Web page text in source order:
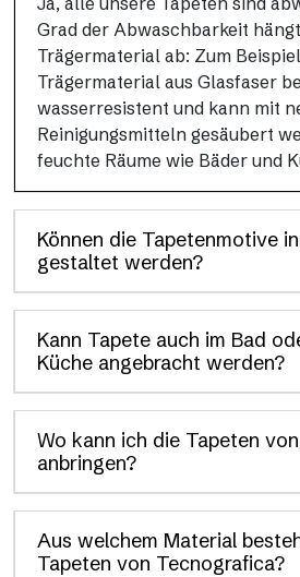
Grad der Abwaschbarkeit
Trägermaterial ab: Zum
Trägermaterial aus Glasfaser
wasserresistent und kann mit
Reinigungsmitteln gesäubert
feuchte Räume wie Bäder und
Können die Tapetenmotive
gestaltet werden?
Kann Tapete auch im Bad
Küche angebracht werden?
Wo kann ich die Tapeten
anbringen?
Aus welchem Material
Tapeten von Tecnografica?